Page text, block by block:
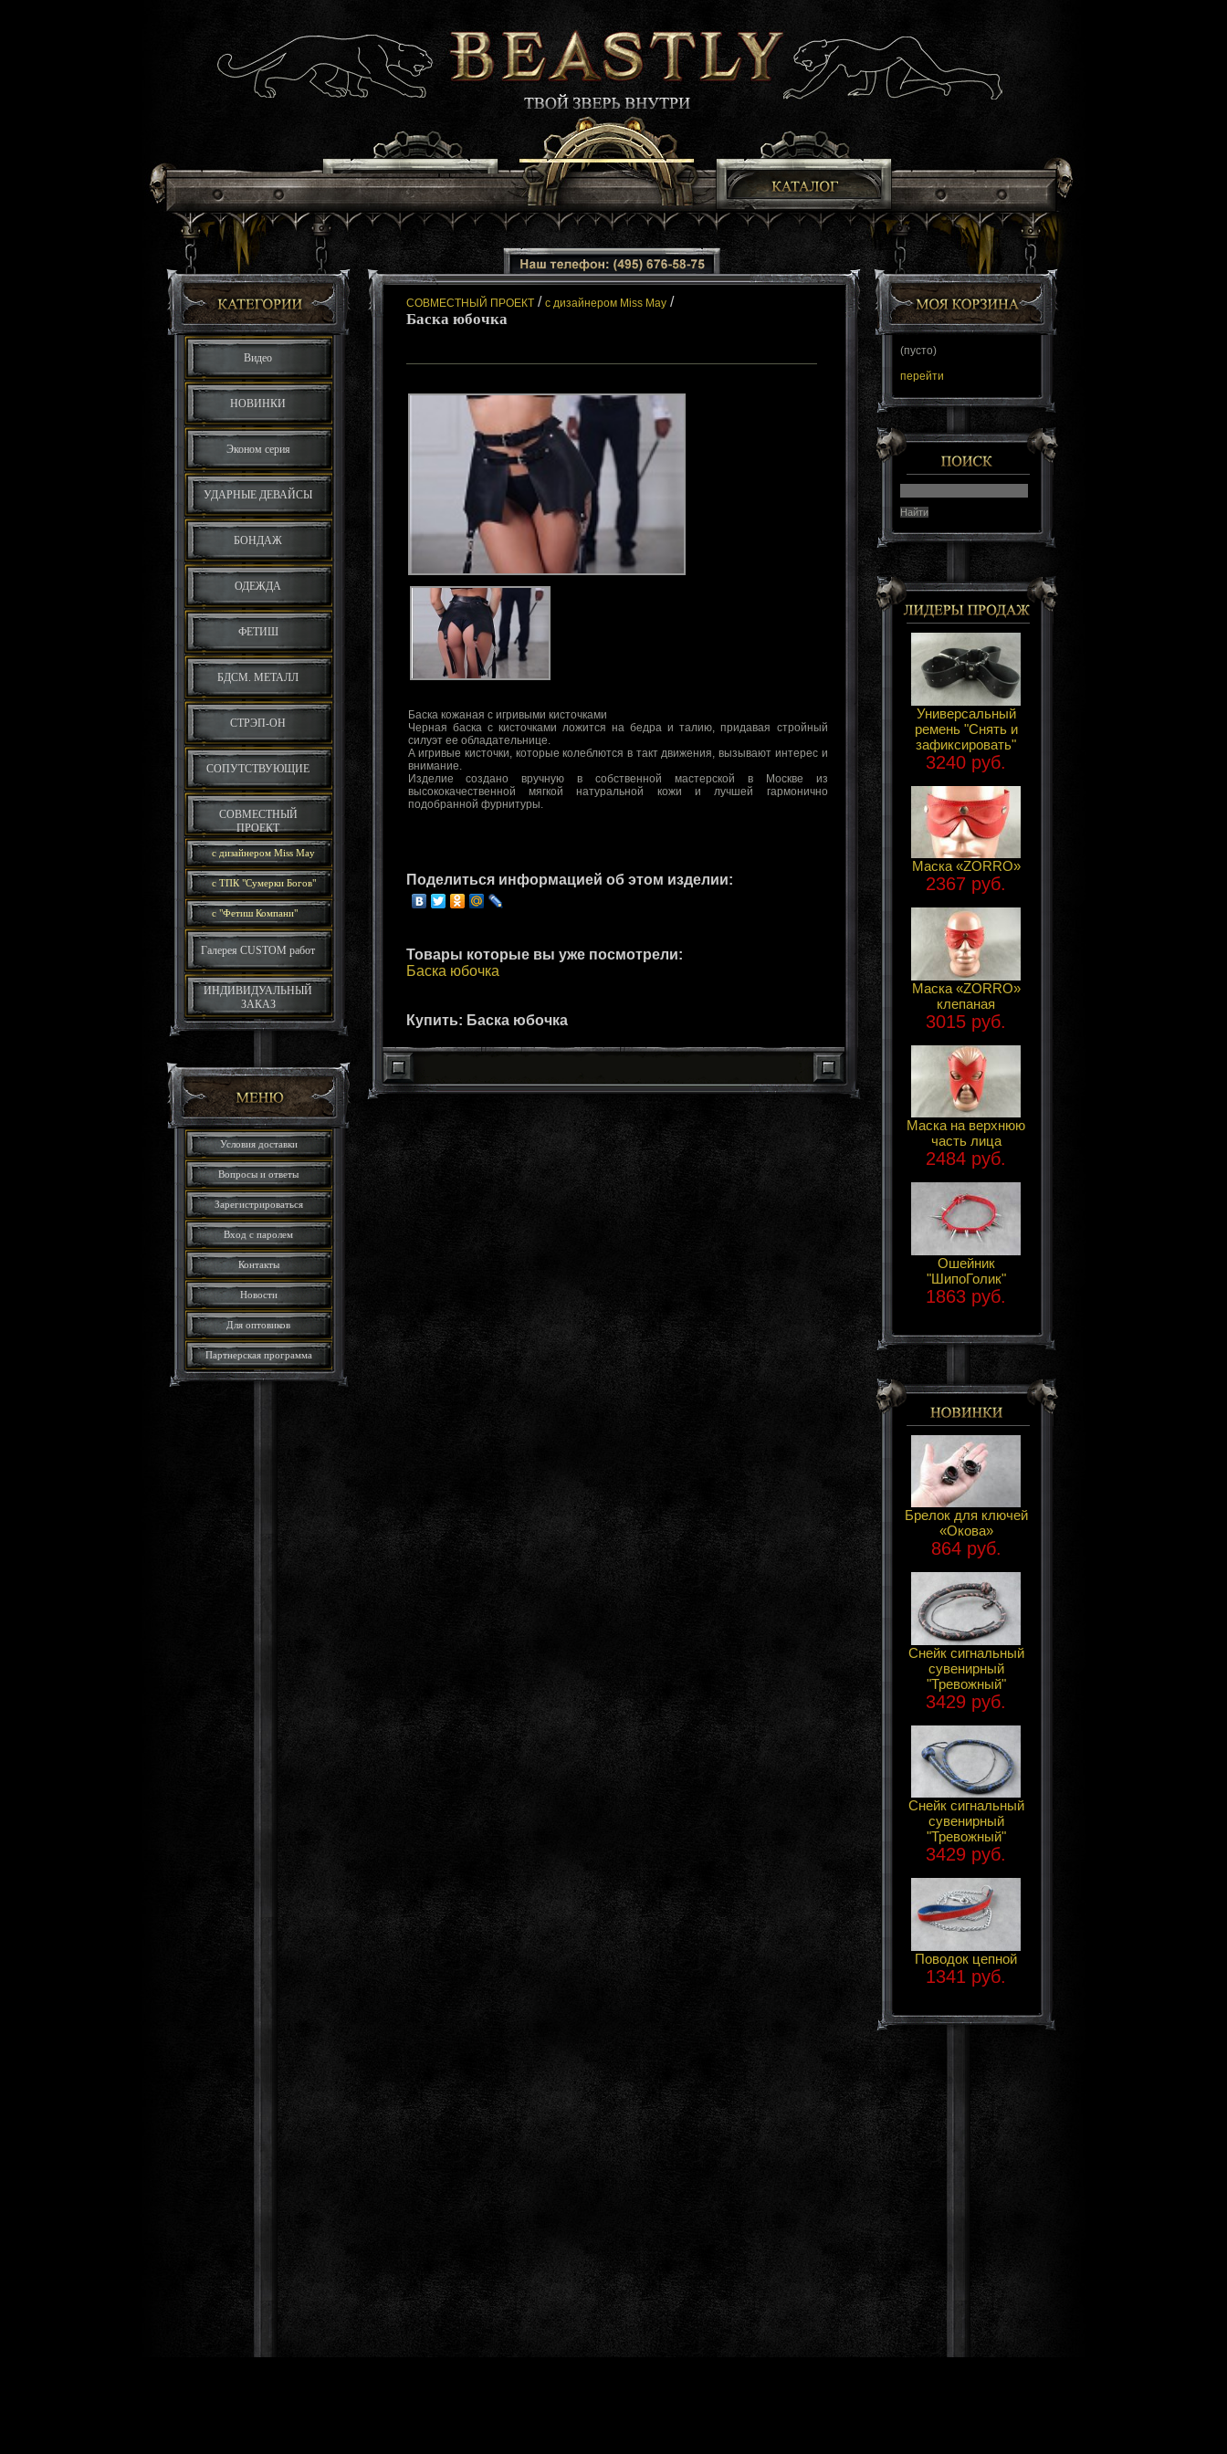
Видео
НОВИНКИ
Эконом серия
УДАРНЫЕ ДЕВАЙСЫ
БОНДАЖ
ОДЕЖДА
ФЕТИШ
БДСМ. МЕТАЛЛ
СТРЭП-ОН
СОПУТСТВУЮЩИЕ
СОВМЕСТНЫЙ
ПРОЕКТ
с дизайнером Miss May
с ТПК "Сумерки Богов"
c "Фетиш Компани"
Галерея CUSTOM работ
ИНДИВИДУАЛЬНЫЙ
ЗАКАЗ
Условия доставки
Вопросы и ответы
Зарегистрироваться
Вход с паролем
Контакты
Новости
Для оптовиков
Партнерская программа
СОВМЕСТНЫЙ ПРОЕКТ/ с дизайнером Miss May/
Баска юбочка
Баска кожаная с игривыми кисточками
Черная баска с кисточками ложится на бедра и талию, придавая стройный
силуэт ее обладательнице.
А игривые кисточки, которые колеблются в такт движения, вызывают интерес и
внимание.
Изделие создано вручную в собственной мастерской в Москве из
высококачественной мягкой натуральной кожи и лучшей гармонично
подобранной фурнитуры.
Поделиться информацией об этом изделии:
Товары которые вы уже посмотрели:
Баска юбочка
Купить: Баска юбочка
(пусто)
перейти
Универсальный
ремень "Снять и
зафиксировать"
3240 руб.
Маска «ZORRO»
2367 руб.
Маска «ZORRO»
клепаная
3015 руб.
Маска на верхнюю
часть лица
2484 руб.
Ошейник
"ШипоГолик"
1863 руб.
Брелок для ключей
«Окова»
864 руб.
Снейк сигнальный
сувенирный
"Тревожный"
3429 руб.
Снейк сигнальный
сувенирный
"Тревожный"
3429 руб.
Поводок цепной
1341 руб.